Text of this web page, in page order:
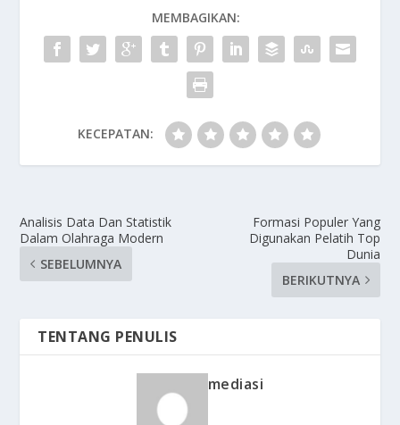
MEMBAGIKAN:
KECEPATAN:
Analisis Data Dan Statistik
Dalam Olahraga Modern
SEBELUMNYA
Formasi Populer Yang
Digunakan Pelatih Top
Dunia
BERIKUTNYA
TENTANG PENULIS
mediasi